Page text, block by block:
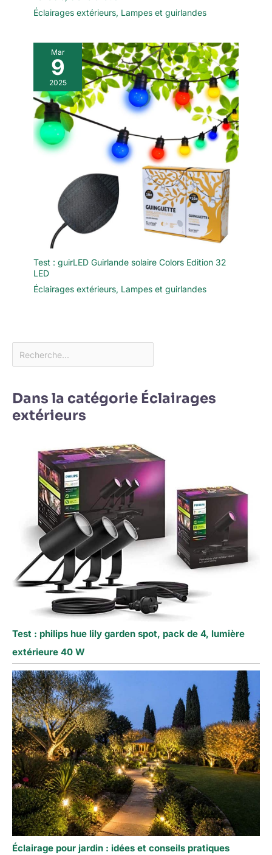
Éclairages extérieurs, Lampes et guirlandes
Mar
9
2025
Test : guirLED Guirlande solaire Colors Edition 32
LED
Éclairages extérieurs, Lampes et guirlandes
Dans la catégorie Éclairages
extérieurs
Test : philips hue lily garden spot, pack de 4, lumière
extérieure 40 W
Éclairage pour jardin : idées et conseils pratiques